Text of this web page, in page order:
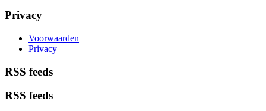
Privacy
Voorwaarden
Privacy
RSS feeds
RSS feeds